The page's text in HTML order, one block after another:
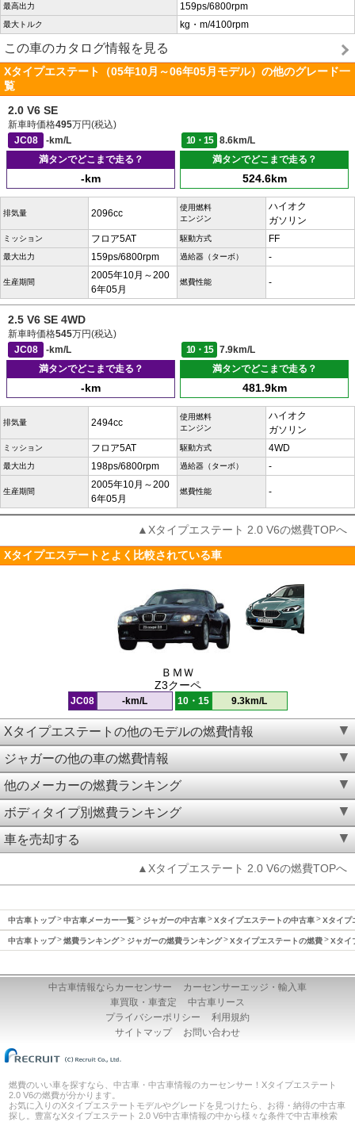
最高出力 159ps/6800rpm
最大トルク kg・m/4100rpm
この車のカタログ情報を見る
Xタイプエステート（05年10月～06年05月モデル）の他のグレード一
覧
2.0 V6 SE
新車時価格495万円(税込)
JC08
-km/L 10・15
8.6km/L
満タンでどこまで走る？
-km
満タンでどこまで走る？
524.6km
排気量 2096cc
使用燃料
エンジン
ハイオク
ガソリン
ミッション フロア5AT 駆動方式 FF
最大出力 159ps/6800rpm 過給器（ターボ） -
生産期間
2005年10月～200
6年05月
燃費性能 -
2.5 V6 SE 4WD
新車時価格545万円(税込)
JC08
-km/L 10・15
7.9km/L
満タンでどこまで走る？
-km
満タンでどこまで走る？
481.9km
排気量 2494cc
使用燃料
エンジン
ハイオク
ガソリン
ミッション フロア5AT 駆動方式 4WD
最大出力 198ps/6800rpm 過給器（ターボ） -
生産期間
2005年10月～200
6年05月
燃費性能 -
▲Xタイプエステート 2.0 V6の燃費TOPへ
Xタイプエステートとよく比較されている車
ＢＭＷ
Z3クーペ
JC08 -km/L 10・15 9.3km/L
Xタイプエステートの他のモデルの燃費情報
ジャガーの他の車の燃費情報
他のメーカーの燃費ランキング
ボディタイプ別燃費ランキング
車を売却する
▲Xタイプエステート 2.0 V6の燃費TOPへ
中古車トップ 中古車メーカー一覧 ジャガーの中古車 Xタイプエステートの中古車 Xタイプ
中古車トップ 燃費ランキング ジャガーの燃費ランキング Xタイプエステートの燃費 Xタイ
中古車情報ならカーセンサー
カーセンサーエッジ・輸入車
車買取・車査定
中古車リース
プライバシーポリシー
利用規約
サイトマップ
お問い合わせ
燃費のいい車を探すなら、中古車・中古車情報のカーセンサー！Xタイプエステート
2.0 V6の燃費が分かります。
お気に入りのXタイプエステートモデルやグレードを見つけたら、お得・納得の中古車
探し。豊富なXタイプエステート 2.0 V6中古車情報の中から様々な条件で中古車検索